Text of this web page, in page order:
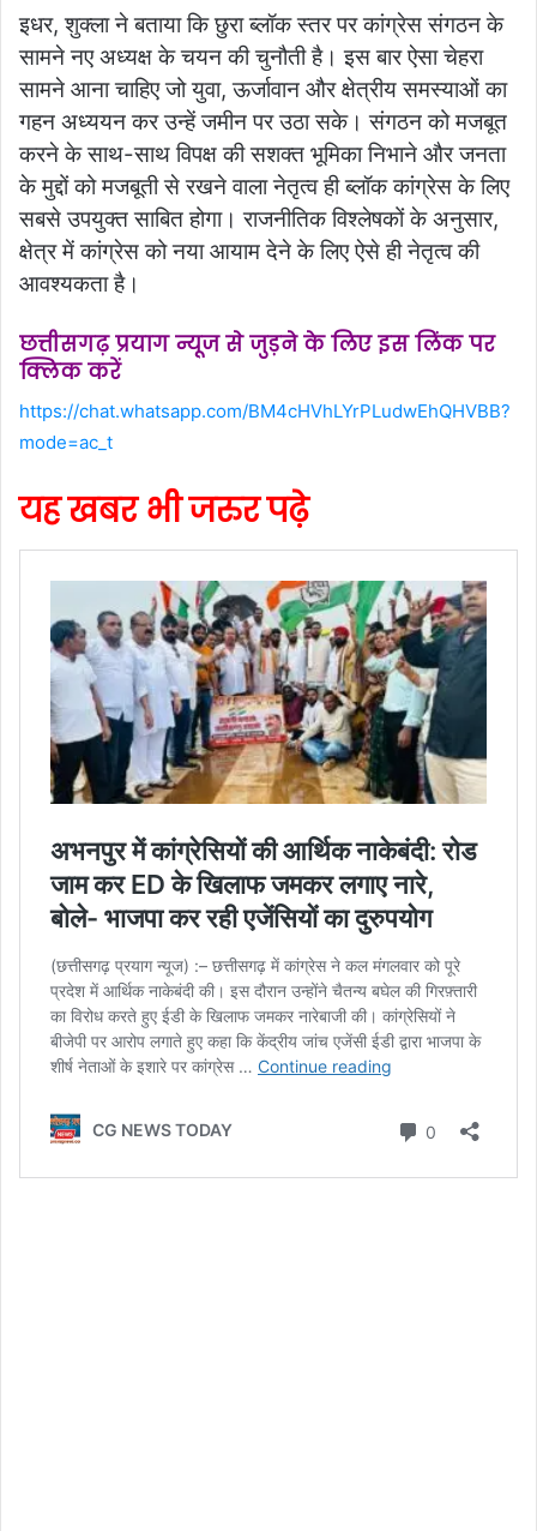
इधर, शुक्ला ने बताया कि छुरा ब्लॉक स्तर पर कांग्रेस संगठन के
सामने नए अध्यक्ष के चयन की चुनौती है। इस बार ऐसा चेहरा
सामने आना चाहिए जो युवा, ऊर्जावान और क्षेत्रीय समस्याओं का
गहन अध्ययन कर उन्हें जमीन पर उठा सके। संगठन को मजबूत
करने के साथ-साथ विपक्ष की सशक्त भूमिका निभाने और जनता
के मुद्दों को मजबूती से रखने वाला नेतृत्व ही ब्लॉक कांग्रेस के लिए
सबसे उपयुक्त साबित होगा। राजनीतिक विश्लेषकों के अनुसार,
क्षेत्र में कांग्रेस को नया आयाम देने के लिए ऐसे ही नेतृत्व की
आवश्यकता है।
छत्तीसगढ़ प्रयाग न्यूज से जुड़ने के लिए इस लिंक पर
क्लिक करें
https://chat.whatsapp.com/BM4cHVhLYrPLudwEhQHVBB?
mode=ac_t
यह खबर भी जरुर पढ़े